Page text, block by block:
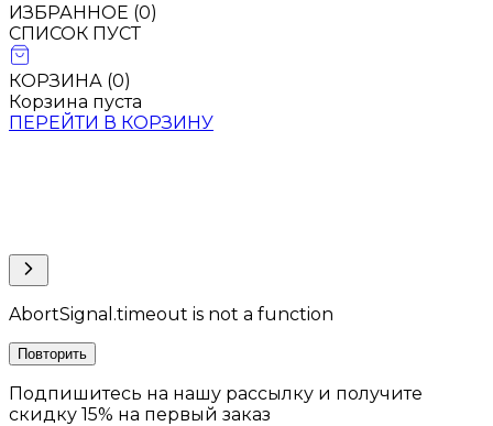
ИЗБРАННОЕ (0)
СПИСОК ПУСТ
КОРЗИНА (0)
Корзина пуста
ПЕРЕЙТИ В КОРЗИНУ
AbortSignal.timeout is not a function
Повторить
Подпишитесь на нашу рассылку и получите
скидку 15% на первый заказ